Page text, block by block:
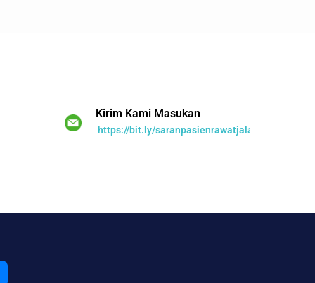
Kirim Kami Masukan
https://bit.ly/saranpasienrawatjalan